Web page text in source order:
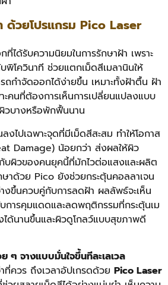
ด้วยโปรแกรม Pico Laser
ได้รับความนิยมในการรักษาฝ้า เพราะ
พิโควินาที ช่วยแตกเม็ดสีเมลานินให้
ถกำจัดออกได้ง่ายขึ้น เหมาะทั้งฝ้าตื้น ฝ้า
ะคนที่ต้องการเห็นการเปลี่ยนแปลงแบบ
วบางหรือพักฟื้นนาน
งไปเฉพาะจุดที่มีเม็ดสีสะสม ทำให้โอกาส
Damage) น้อยกว่า ส่งผลให้ผิว
บผิวของคนยุคนี้ที่มักไวต่อแสงและผลิต
ษาด้วย Pico ยังช่วยกระตุ้นคอลลาเจน
งขึ้นควบคู่กับการลดฝ้า ผลลัพธ์จะเห็น
การคุมแดดและลดพฤติกรรมที่กระตุ้นเม
ได้นานขึ้นและผิวดูโกลว์แบบสุขภาพดี
ๆ จางแบบมั่นใจขึ้นทีละเลเวล
ที่ควร ถึงเวลาอัปเกรดด้วย Pico Laser